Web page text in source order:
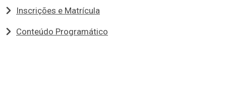
Inscrições e Matrícula
Conteúdo Programático